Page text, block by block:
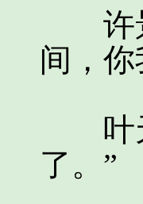
许景
间，
叶天
了。”